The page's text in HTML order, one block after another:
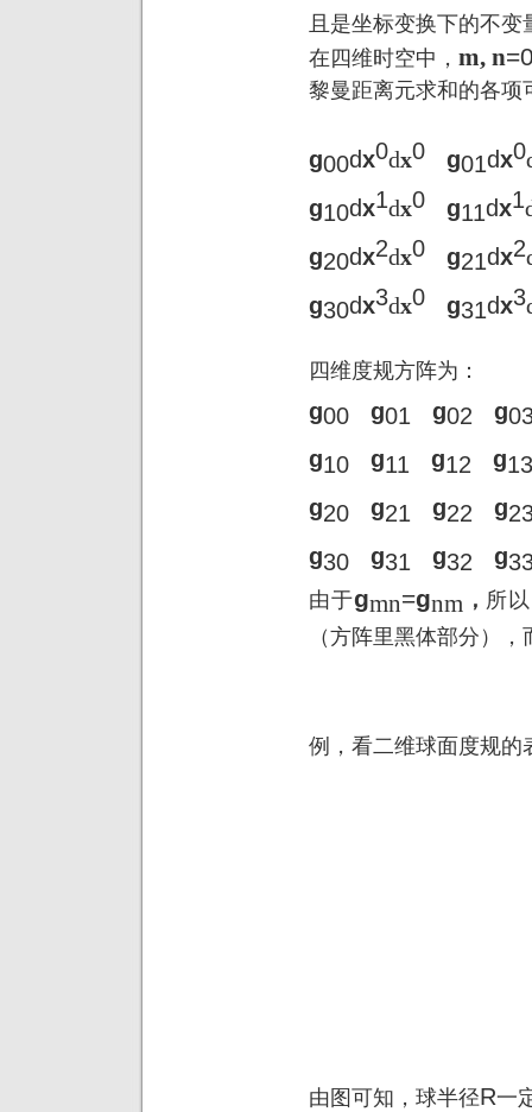
且是坐标变换下的不
在四维时空中， m, n
黎曼距离元求和的各项
g00dx0dx0 g01dx0
g10dx1dx0 g11dx1
g20dx2dx0 g21dx2
g30dx3dx0 g31dx3
四维度规方阵为：
g00 g01 g02 g
g10 g11 g12 g13
g20 g21 g22 g
g30 g31 g32 g
由于gmn=gnm ， 所以
（方阵里黑体部分），
例，看二维球面度规的
由图可知，球半径R一